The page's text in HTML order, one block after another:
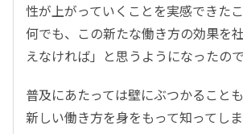
性が上がっていくことを実感できた
何でも、この新たな働き方の効果を
えなければ」と思うようになったので
普及にあたっては壁にぶつかること
新しい働き方を身をもって知ってし